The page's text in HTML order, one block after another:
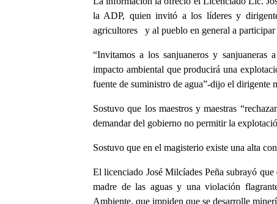
la ADP, quien invitó a los líderes y
agricultores y al pueblo en general a participar
“Invitamos a los sanjuaneros y
impacto ambiental que producirá una
fuente de suministro de agua”-dijo el dirigente
Sostuvo que los maestros y maestras
demandar del gobierno no permitir la
Sostuvo que en el magisterio existe una alta
El licenciado José Milcíades Peña subrayó
madre de las aguas y una violación
Ambiente, que impiden que se desarrolle